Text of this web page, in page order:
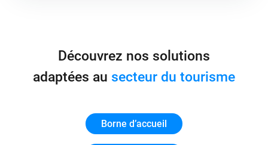
Découvrez nos solutions
adaptées au secteur du tourisme
Borne d’accueil